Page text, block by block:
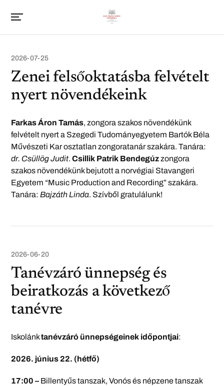
2026-07-25
Zenei felsőoktatásba felvételt
nyert növendékeink
Farkas Áron Tamás, zongora szakos növendékünk
felvételt nyert a Szegedi Tudományegyetem Bartók Béla
Művészeti Kar osztatlan zongoratanár szakára. Tanára:
dr. Csüllög Judit.Csillik Patrik Bendegúzzongora
szakos növendékünk bejutott a norvégiai Stavangeri
Egyetem “Music Production and Recording” szakára.
Tanára: Bajzáth Linda. Szívből gratulálunk!
2026-06-20
Tanévzáró ünnepség és
beiratkozás a következő
tanévre
Iskolánktanévzáró ünnepségeinek időpontjai:
2026. június 22. (hétfő)
17:00 – Billentyűs tanszak, Vonós és népzene tanszak